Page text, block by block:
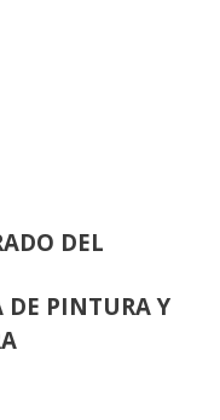
DEL
DE PINTURA Y